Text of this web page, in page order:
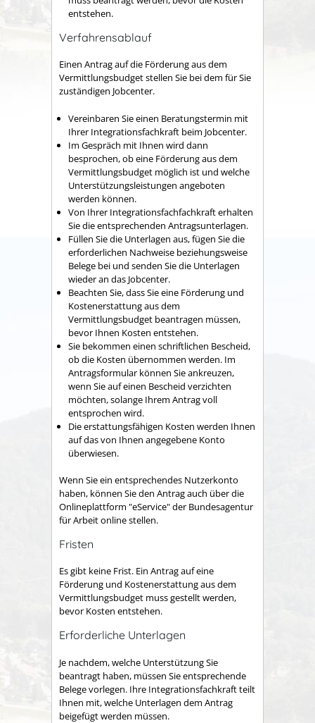
entstehen.
Verfahrensablauf
Einen Antrag auf die Förderung aus dem
Vermittlungsbudget stellen Sie bei dem für Sie
zuständigen Jobcenter.
Vereinbaren Sie einen Beratungstermin mit
Ihrer Integrationsfachkraft beim Jobcenter.
Im Gespräch mit Ihnen wird dann
besprochen, ob eine Förderung aus dem
Vermittlungsbudget möglich ist und welche
Unterstützungsleistungen angeboten
werden können.
Von Ihrer Integrationsfachfachkraft erhalten
Sie die entsprechenden Antragsunterlagen.
Füllen Sie die Unterlagen aus, fügen Sie die
erforderlichen Nachweise beziehungsweise
Belege bei und senden Sie die Unterlagen
wieder an das Jobcenter.
Beachten Sie, dass Sie eine Förderung und
Kostenerstattung aus dem
Vermittlungsbudget beantragen müssen,
bevor Ihnen Kosten entstehen.
Sie bekommen einen schriftlichen Bescheid,
ob die Kosten übernommen werden. Im
Antragsformular können Sie ankreuzen,
wenn Sie auf einen Bescheid verzichten
möchten, solange Ihrem Antrag voll
entsprochen wird.
Die erstattungsfähigen Kosten werden Ihnen
auf das von Ihnen angegebene Konto
überwiesen.
Wenn Sie ein entsprechendes Nutzerkonto
haben, können Sie den Antrag auch über die
Onlineplattform "eService" der Bundesagentur
für Arbeit online stellen.
Fristen
Es gibt keine Frist. Ein Antrag auf eine
Förderung und Kostenerstattung aus dem
Vermittlungsbudget muss gestellt werden,
bevor Kosten entstehen.
Erforderliche Unterlagen
Je nachdem, welche Unterstützung Sie
beantragt haben, müssen Sie entsprechende
Belege vorlegen. Ihre Integrationsfachkraft teilt
Ihnen mit, welche Unterlagen dem Antrag
beigefügt werden müssen.